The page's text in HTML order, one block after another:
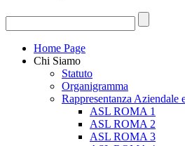
Home Page
Chi Siamo
Statuto
Organigramma
Rappresentanza Aziendale
ASL ROMA 1
ASL ROMA 2
ASL ROMA 3